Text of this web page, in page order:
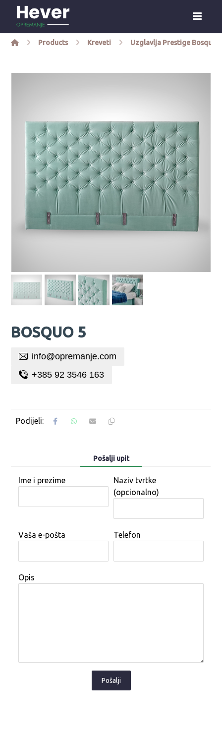
Products Kreveti Uzglavlja Prestige Bosquo
BOSQUO 5
info@opremanje.com
+385 92 3546 163
Pošalji upit
Ime i prezime
Naziv tvrtke
(opcionalno)
Vaša e-pošta Telefon
Opis
Pošalji